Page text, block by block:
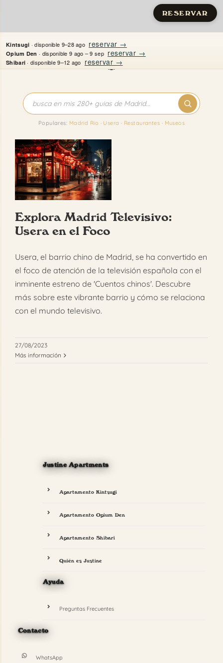
RESERVAR
Kintsugi · disponible 9–28 ago reservar →
Opium Den · disponible 9 ago – 9 sep reservar →
Shibari · disponible 9–12 ago reservar →
al
contenido
Apartamentos
Quién es Justine
Guías
Mi Madrid
Contacto
Reservar
Populares: Madrid Rio · Usera · Restaurantes · Museos
Explora Madrid Televisivo:
Usera en el Foco
Usera, el barrio chino de Madrid, se ha convertido en
el foco de atención de la televisión española con el
inminente estreno de 'Cuentos chinos'. Descubre
más sobre este vibrante barrio y cómo se relaciona
con el mundo televisivo.
27/08/2023
Más información
Justine Apartments
Apartamento Kintsugi
Apartamento Opium Den
Apartamento Shibari
Quién es Justine
Ayuda
Preguntas Frecuentes
Contacto
WhatsApp